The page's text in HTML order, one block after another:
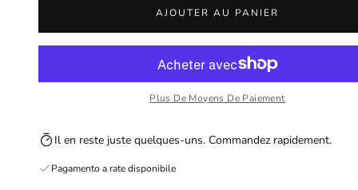
AJOUTER AU PANIER
Plus De Moyens De Paiement
Il en reste juste quelques-uns. Commandez rapidement.
Pagamento a rate disponibile